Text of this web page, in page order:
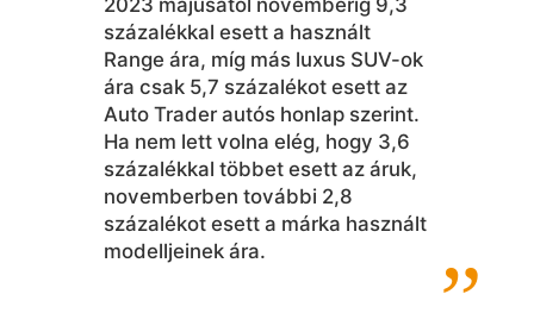
százalékkal esett a használt
Range ára, míg más luxus SUV-ok
ára csak 5,7 százalékot esett az
Auto Trader autós honlap szerint.
Ha nem lett volna elég, hogy 3,6
százalékkal többet esett az áruk,
novemberben további 2,8
százalékot esett a márka használt
modelljeinek ára.